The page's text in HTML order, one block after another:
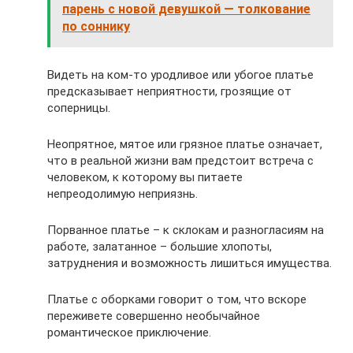
парень с новой девушкой — толкование
по соннику
Видеть на ком-то уродливое или убогое платье
предсказывает неприятности, грозящие от
соперницы.
Неопрятное, мятое или грязное платье означает,
что в реальной жизни вам предстоит встреча с
человеком, к которому вы питаете
непреодолимую неприязнь.
Порванное платье – к склокам и разногласиям на
работе, залатанное – большие хлопоты,
затруднения и возможность лишиться имущества.
Платье с оборками говорит о том, что вскоре
переживете совершенно необычайное
романтическое приключение.